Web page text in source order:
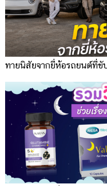
ทายนิสัยจากยี่ห้อรถยนต์ที่ขั